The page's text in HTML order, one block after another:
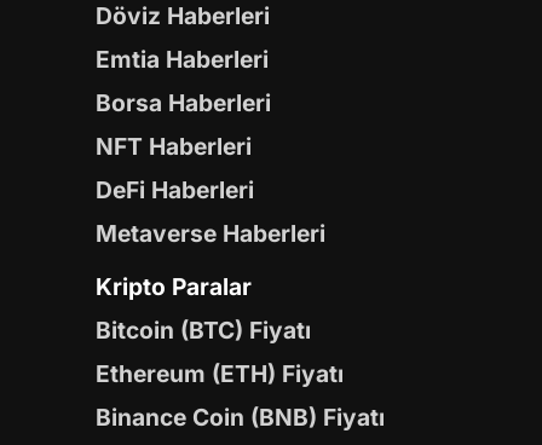
Döviz Haberleri
Emtia Haberleri
Borsa Haberleri
NFT Haberleri
DeFi Haberleri
Metaverse Haberleri
Kripto Paralar
Bitcoin (BTC) Fiyatı
Ethereum (ETH) Fiyatı
Binance Coin (BNB) Fiyatı